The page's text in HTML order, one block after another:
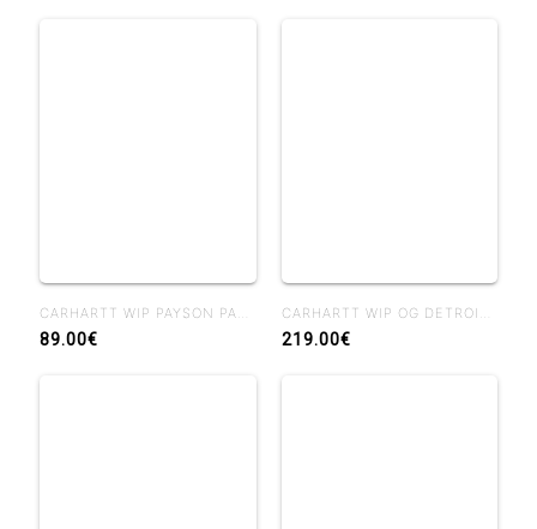
CARHARTT WIP PAYSON PANT BLUE RIGID
89.00€
CARHARTT WIP OG DETROIT JACKET WIP H BROWN / TOBACCO RIGID
219.00€